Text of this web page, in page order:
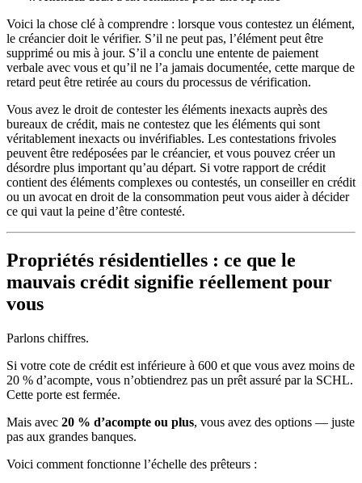
Voici la chose clé à comprendre : lorsque vous contestez un élément,
le créancier doit le vérifier. S’il ne peut pas, l’élément peut être
supprimé ou mis à jour. S’il a conclu une entente de paiement
verbale avec vous et qu’il ne l’a jamais documentée, cette marque de
retard peut être retirée au cours du processus de vérification.
Vous avez le droit de contester les éléments inexacts auprès des
bureaux de crédit, mais ne contestez que les éléments qui sont
véritablement inexacts ou invérifiables. Les contestations frivoles
peuvent être redéposées par le créancier, et vous pouvez créer un
désordre plus important qu’au départ. Si votre rapport de crédit
contient des éléments complexes ou contestés, un conseiller en crédit
ou un avocat en droit de la consommation peut vous aider à décider
ce qui vaut la peine d’être contesté.
Propriétés résidentielles : ce que le
mauvais crédit signifie réellement pour
vous
Parlons chiffres.
Si votre cote de crédit est inférieure à 600 et que vous avez moins de
20 % d’acompte, vous n’obtiendrez pas un prêt assuré par la SCHL.
Cette porte est fermée.
Mais avec 20 % d’acompte ou plus, vous avez des options — juste
pas aux grandes banques.
Voici comment fonctionne l’échelle des prêteurs :